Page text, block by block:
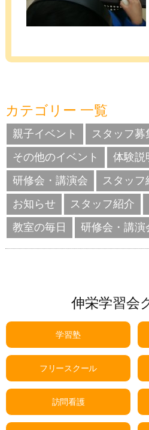
カテゴリー 一覧
親子イベント
スタッフ募
その他のイベント
体験説
研修会・講演会
スタッフ
お知らせ
スタッフ紹介
教室の毎日
研修会・講演
伸栄学習会
学習塾
フリースクール
訪問看護